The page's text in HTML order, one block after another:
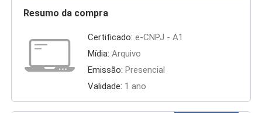
Resumo da compra
Certificado: e-CNPJ - A1
Mídia: Arquivo
Emissão: Presencial
Validade: 1 ano